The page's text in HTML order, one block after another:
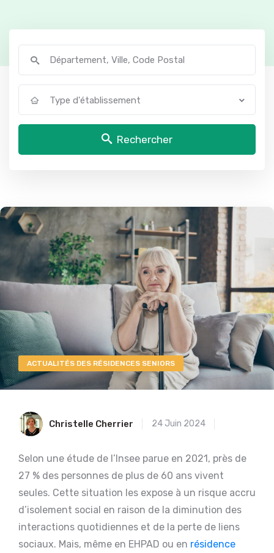
Type d'établissement
Rechercher
ACTUALITÉS DES RÉSIDENCES SENIORS
Christelle Cherrier 24 Juin 2024
Selon une étude de l’Insee parue en 2021, près de
27 % des personnes de plus de 60 ans vivent
seules. Cette situation les expose à un risque accru
d’isolement social en raison de la diminution des
interactions quotidiennes et de la perte de liens
sociaux. Mais, même en EHPAD ou en résidence